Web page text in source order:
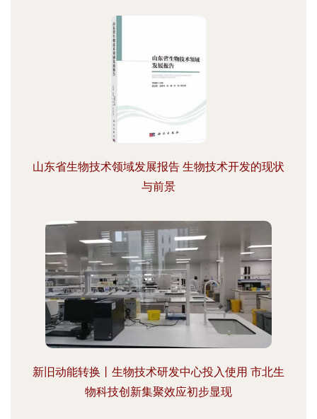
山东省生物技术领域发展报告 生物技术开发的现状
与前景
新旧动能转换丨生物技术研发中心投入使用 市北生
物科技创新集聚效应初步显现